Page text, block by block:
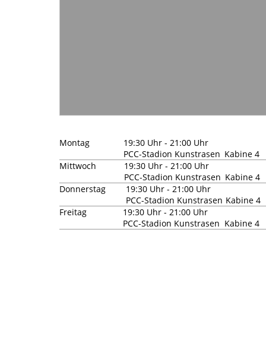
Montag
19:30 Uhr - 21:00 Uhr
PCC-Stadion Kunstrasen Kabine 4
Mittwoch
19:30 Uhr - 21:00 Uhr
PCC-Stadion Kunstrasen Kabine 4
Donnerstag
19:30 Uhr - 21:00 Uhr
PCC-Stadion Kunstrasen Kabine 4
Freitag
19:30 Uhr - 21:00 Uhr
PCC-Stadion Kunstrasen Kabine 4